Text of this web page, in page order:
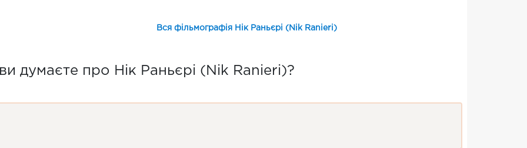
Вся фільмографія Нік Раньєрі (Nik Ranieri)
думаєте про Нік Раньєрі (Nik Ranieri)?